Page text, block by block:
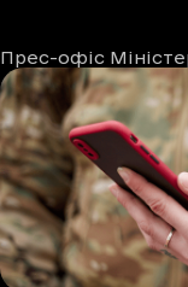
Автори
Прес-офіс
Дата та час